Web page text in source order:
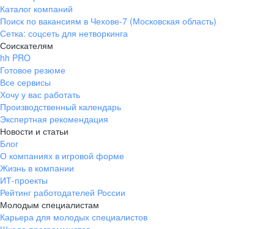
Каталог компаний
Поиск по вакансиям в Чехове-7 (Московская область)
Сетка: соцсеть для нетворкинга
Соискателям
hh PRO
Готовое резюме
Все сервисы
Хочу у вас работать
Производственный календарь
Экспертная рекомендация
Новости и статьи
Блог
О компаниях в игровой форме
Жизнь в компании
ИТ-проекты
Рейтинг работодателей России
Молодым специалистам
Карьера для молодых специалистов